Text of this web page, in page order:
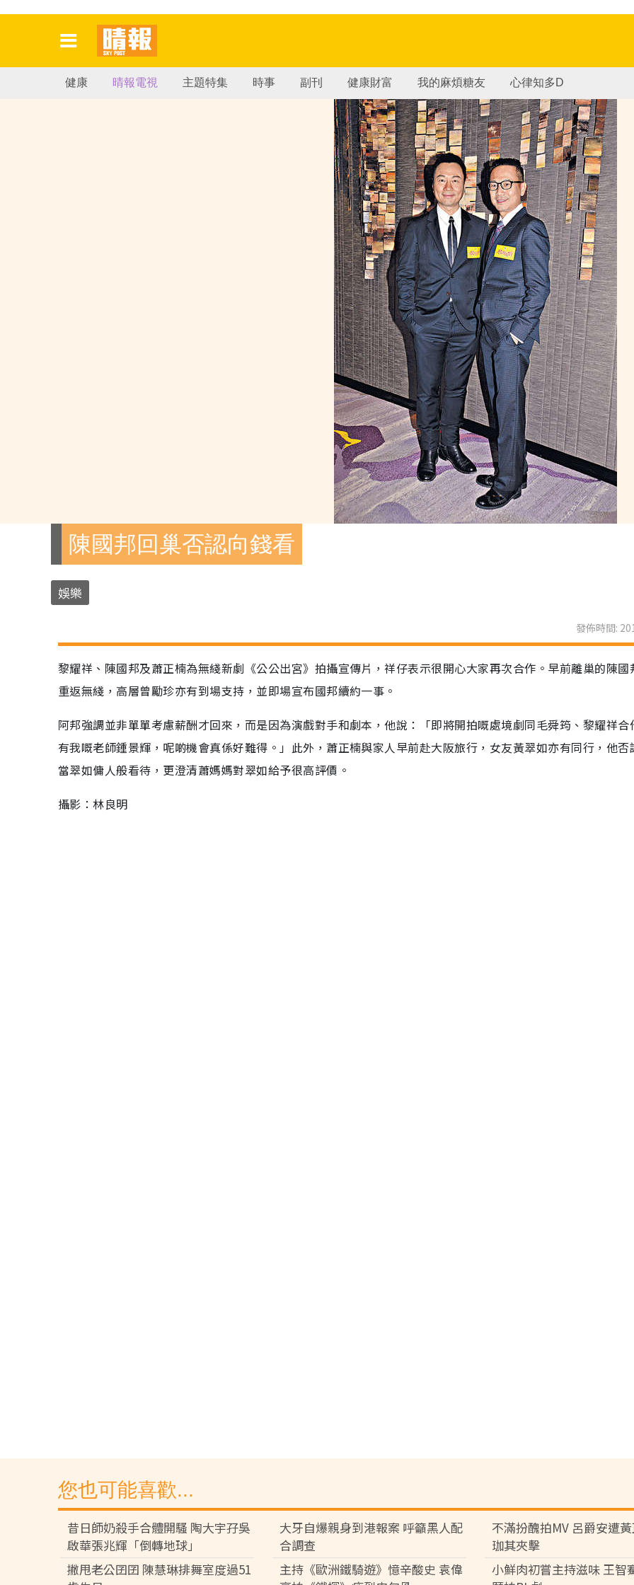
健康 晴報電視 主題特集 時事 副刊 健康財富 我的麻煩糖友 心律知多D
陳國邦回巢否認向錢看
娛樂
發佈時間:
黎耀祥、陳國邦及蕭正楠為無綫新劇《公公出宮》拍攝宣傳片，祥仔表示很開心大家再次合作。早前離巢的陳國
重返無綫，高層曾勵珍亦有到場支持，並即場宣布國邦續約一事。
阿邦強調並非單單考慮薪酬才回來，而是因為演戲對手和劇本，他說：「即將開拍嘅處境劇同毛舜筠、黎耀祥合
有我嘅老師鍾景輝，呢啲機會真係好難得。」此外，蕭正楠與家人早前赴大阪旅行，女友黃翠如亦有同行，他否
當翠如傭人般看待，更澄清蕭媽媽對翠如給予很高評價。
攝影：林良明
您也可能喜歡...
昔日師奶殺手合體開騷 陶大宇孖吳
啟華張兆輝「倒轉地球」
大牙自爆親身到港報案 呼籲黑人配
合調查
不滿扮醜拍MV 呂爵安遭
珈其夾擊
撇甩老公囝囝 陳慧琳排舞室度過51
主持《歐洲鐵騎遊》憶辛酸史 袁偉
小鮮肉初嘗主持滋味 王智